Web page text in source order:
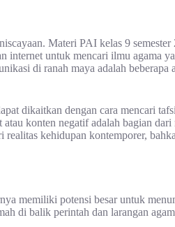
Materi PAI kelas 9 semester
internet untuk mencari ilmu agama
di ranah maya adalah beberapa
dikaitkan dengan cara mencari
konten negatif adalah bagian
kehidupan kontemporer,
memiliki potensi besar untuk
di balik perintah dan larangan